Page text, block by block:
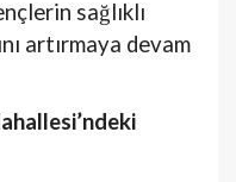
sağlıklı
artırmaya devam